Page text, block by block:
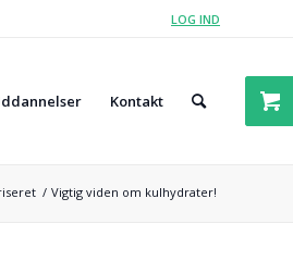
LOG IND
Kontakt
/ Vigtig viden om kulhydrater!